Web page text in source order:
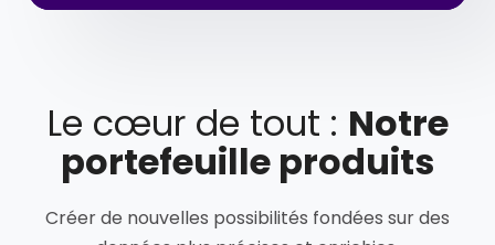
Le cœur de tout : Notre
portefeuille produits
Créer de nouvelles possibilités fondées sur des